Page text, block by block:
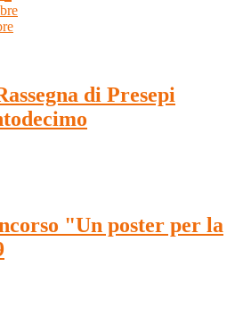
di Presepi
"Un poster per la